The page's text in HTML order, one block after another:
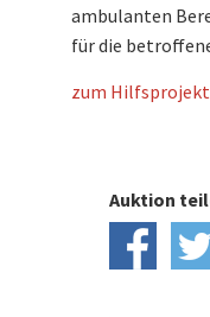
ambulanten
für die
zum
Auktion